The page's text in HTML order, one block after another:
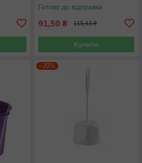
Готово до відправки
91,50 ₴ 115,43 ₴
Купити
–20%